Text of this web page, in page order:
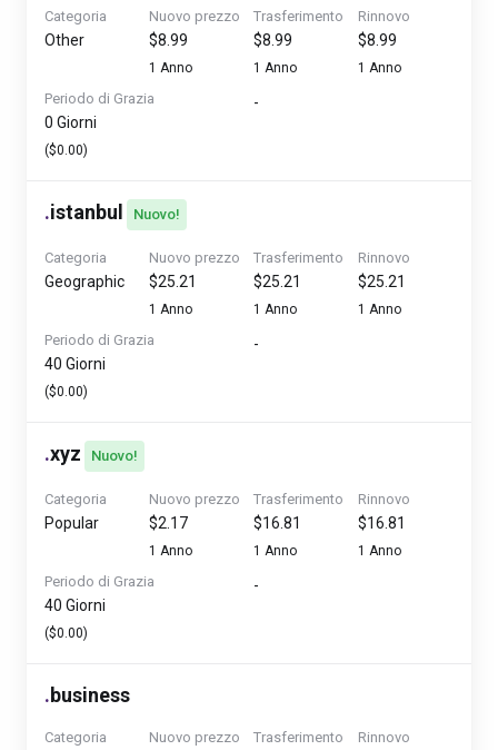
Categoria
Other
Nuovo prezzo
$8.99
1 Anno
Trasferimento
$8.99
1 Anno
Rinnovo
$8.99
1 Anno
Periodo di Grazia
0 Giorni
($0.00)
-
.istanbul Nuovo!
Categoria
Geographic
Nuovo prezzo
$25.21
1 Anno
Trasferimento
$25.21
1 Anno
Rinnovo
$25.21
1 Anno
Periodo di Grazia
40 Giorni
($0.00)
-
.xyz Nuovo!
Categoria
Popular
Nuovo prezzo
$2.17
1 Anno
Trasferimento
$16.81
1 Anno
Rinnovo
$16.81
1 Anno
Periodo di Grazia
40 Giorni
($0.00)
-
.business
Categoria Nuovo prezzo Trasferimento Rinnovo